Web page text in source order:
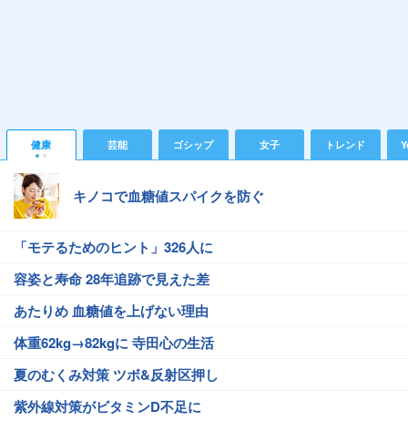
健康 芸能 ゴシップ 女子 トレンド
キノコで血糖値スパイクを防ぐ
「モテるためのヒント」326人に
容姿と寿命 28年追跡で見えた差
あたりめ 血糖値を上げない理由
体重62kg→82kgに 寺田心の生活
夏のむくみ対策 ツボ&反射区押し
紫外線対策がビタミンD不足に